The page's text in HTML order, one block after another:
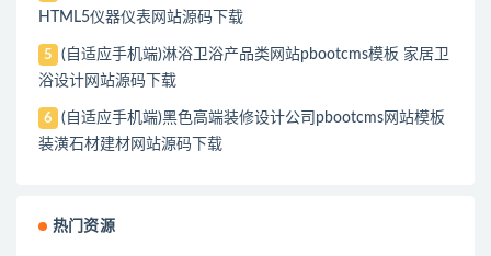
HTML5仪器仪表网站源码下载
5
(自适应手机端)淋浴卫浴产品类网站pbootcms模板 家居卫
浴设计网站源码下载
6
(自适应手机端)黑色高端装修设计公司pbootcms网站模板
装潢石材建材网站源码下载
热门资源